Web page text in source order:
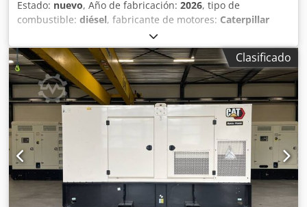
Estado: nuevo, Año de fabricación: 2026, tipo de
combustible: diésel, fabricante de motores: Caterpillar
, Uso previsto: construcción Peso en vacío: 3886 kg
Potencia del generador: 550 kVA Dimensiones de la zona
de carga: 477 x 163 x 236 cm Marcado CE: sí Condiciones
de entrega: EXW Capacidad del depósito de agua: 721 l
País de fabricación: CN Para obtener más información,
póngase en contacto con el equipo de DPX. Djdpfxsxvk Hwe
Al Nsck = Opciones y accesorios adicionales = - Batería -
Panel de control - Techo de acero - Cisterna
Clasificado